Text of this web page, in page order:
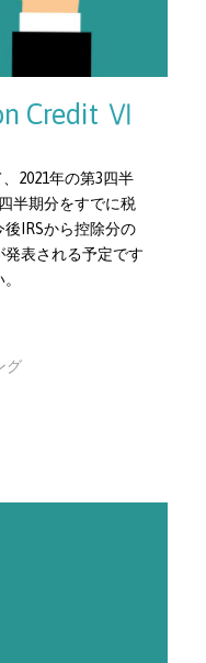
Credit Ⅵ
2021年の第3四半
半期分をすでに税
IRSから控除分の
表される予定です
グ